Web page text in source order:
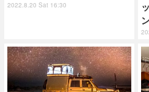
2022.8.20 Sat 16:30